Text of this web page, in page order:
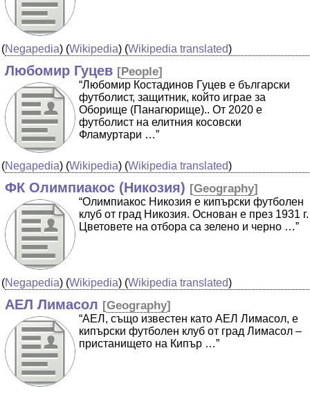
(Negapedia) (Wikipedia) (Wikipedia translated)
Любомир Гуцев [People]
“Любомир Костадинов Гуцев е български
футболист, защитник, който играе за
Оборище (Панагюрище).. От 2020 е
футболист на елитния косовски
Фламуртари …”
(Negapedia) (Wikipedia) (Wikipedia translated)
ФК Олимпиакос (Никозия) [Geography]
“Олимпиакос Никозия е кипърски футболен
клуб от град Никозия. Основан е през 1931 г.
Цветовете на отбора са зелено и черно …”
(Negapedia) (Wikipedia) (Wikipedia translated)
АЕЛ Лимасол [Geography]
“АЕЛ, също известен като АЕЛ Лимасол, е
кипърски футболен клуб от град Лимасол –
пристанището на Кипър …”